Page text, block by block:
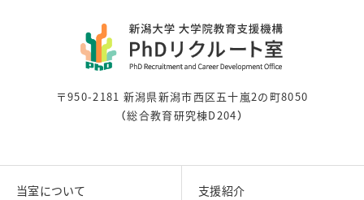
〒950-2181 新潟県新潟市西区五十嵐2の町8050
（総合教育研究棟D204）
当室について 支援紹介